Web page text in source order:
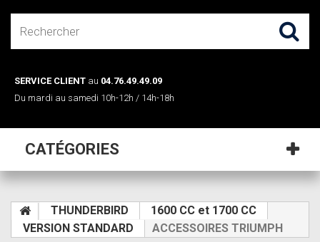
SERVICE CLIENT au 04.76.49.49.09
Du mardi au samedi 10h-12h / 14h-18h
CATÉGORIES
THUNDERBIRD
1600 CC et 1700 CC
VERSION STANDARD
ACCESSOIRES TRIUMPH